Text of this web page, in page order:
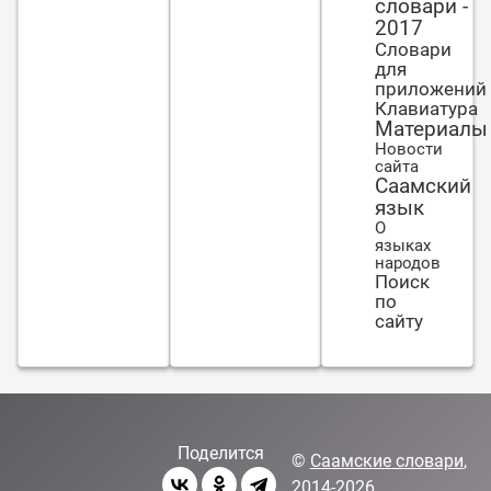
словари -
2017
Словари
для
приложений
Клавиатура
Материалы
Новости
сайта
Саамский
язык
О
языках
народов
Поиск
по
сайту
Поделится © Саамские словари,